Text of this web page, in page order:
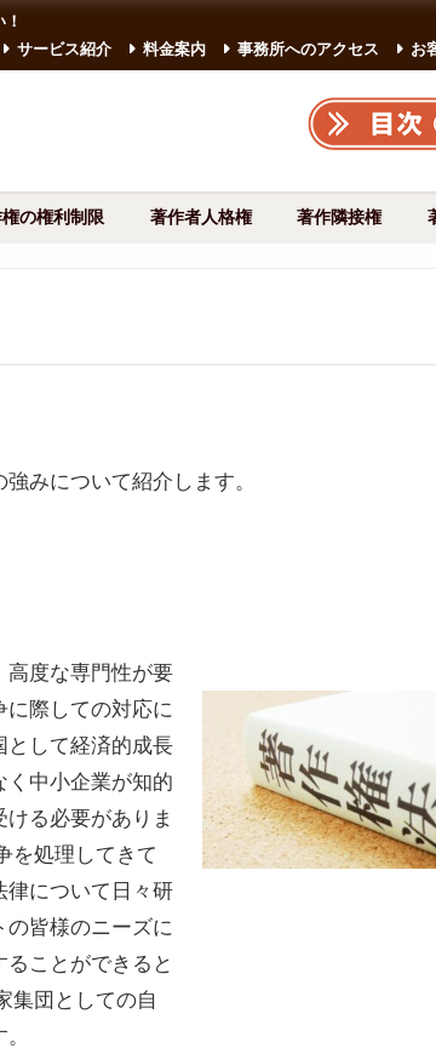
サービス紹介 料金案内 事務所へのアクセス お
の権利制限 著作者人格権 著作隣接権
みについて紹介します。
高度な専門性が要
際しての対応に
として経済的成長
く中小企業が知的
る必要がありま
を処理してきて
律について日々研
の皆様のニーズに
ことができると
集団としての自